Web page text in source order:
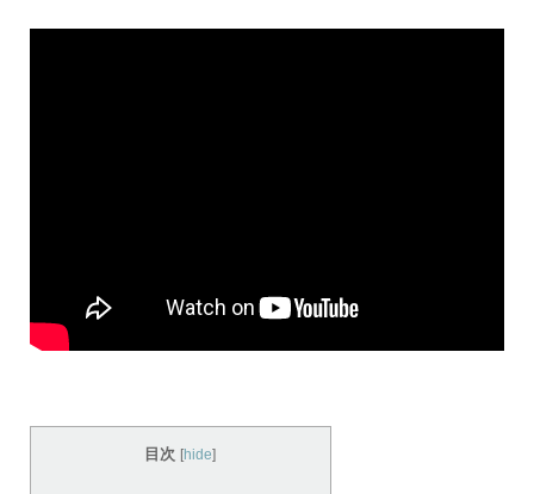
目次 [hide]